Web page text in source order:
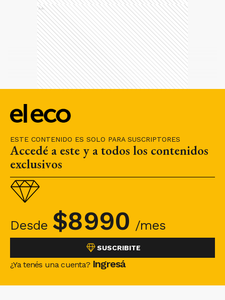
ESTE CONTENIDO ES SOLO PARA SUSCRIPTORES
Accedé a este y a todos los contenidos
exclusivos
Desde $8990 /mes
SUSCRIBITE
¿Ya tenés una cuenta? Ingresá
Ads